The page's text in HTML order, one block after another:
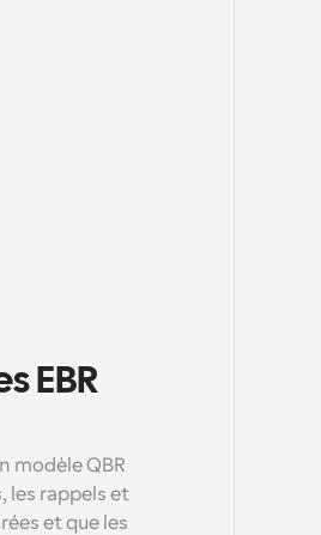
EBR
modèle QBR
les rappels et
et que les